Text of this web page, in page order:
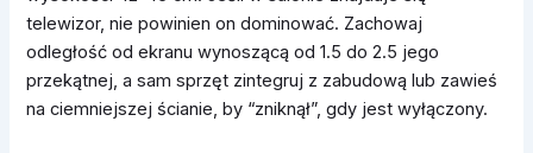
telewizor, nie powinien on dominować. Zachowaj
odległość od ekranu wynoszącą od 1.5 do 2.5 jego
przekątnej, a sam sprzęt zintegruj z zabudową lub zawieś
na ciemniejszej ścianie, by “zniknął”, gdy jest wyłączony.